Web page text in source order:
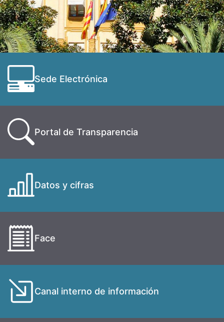
Sede Electrónica
Portal de Transparencia
Datos y cifras
Face
Canal interno de información